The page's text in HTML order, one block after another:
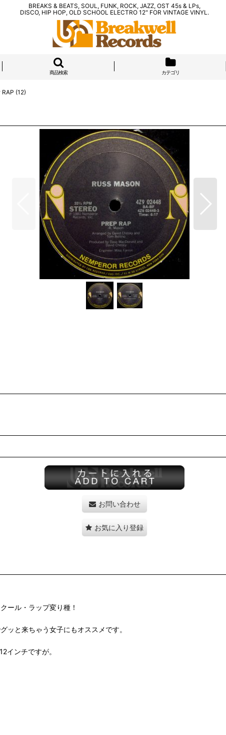
BREAKS & BEATS, SOUL, FUNK, ROCK, JAZZ, OST 45s & LPs,
DISCO, HIP HOP, OLD SCHOOL ELECTRO 12" FOR VINTAGE VINYL.
商品検索 カテゴリ
(12)
お問い合わせ
お気に入り登録
ール・ラップ変り種！
ッと来ちゃう女子にもオススメです。
インチですが。